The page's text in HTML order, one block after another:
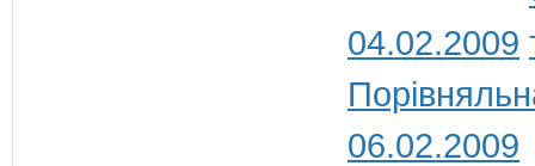
04.02.2009
06.02.2009